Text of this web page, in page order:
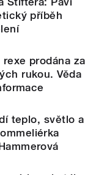
příběh
rexe prodána za
rukou. Věda
teplo, světlo a